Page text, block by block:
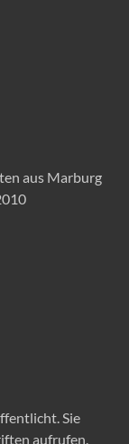
aus Marburg
Sie
aufrufen.